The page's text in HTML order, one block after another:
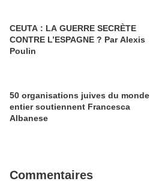
CEUTA : LA GUERRE SECRÈTE
CONTRE L’ESPAGNE ? Par Alexis
Poulin
50 organisations juives du monde
entier soutiennent Francesca
Albanese
Commentaires